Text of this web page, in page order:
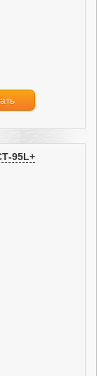
95L+